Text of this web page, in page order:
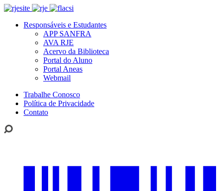
Responsáveis e Estudantes
APP SANFRA
AVA RJE
Acervo da Biblioteca
Portal do Aluno
Portal Aneas
Webmail
Trabalhe Conosco
Política de Privacidade
Contato